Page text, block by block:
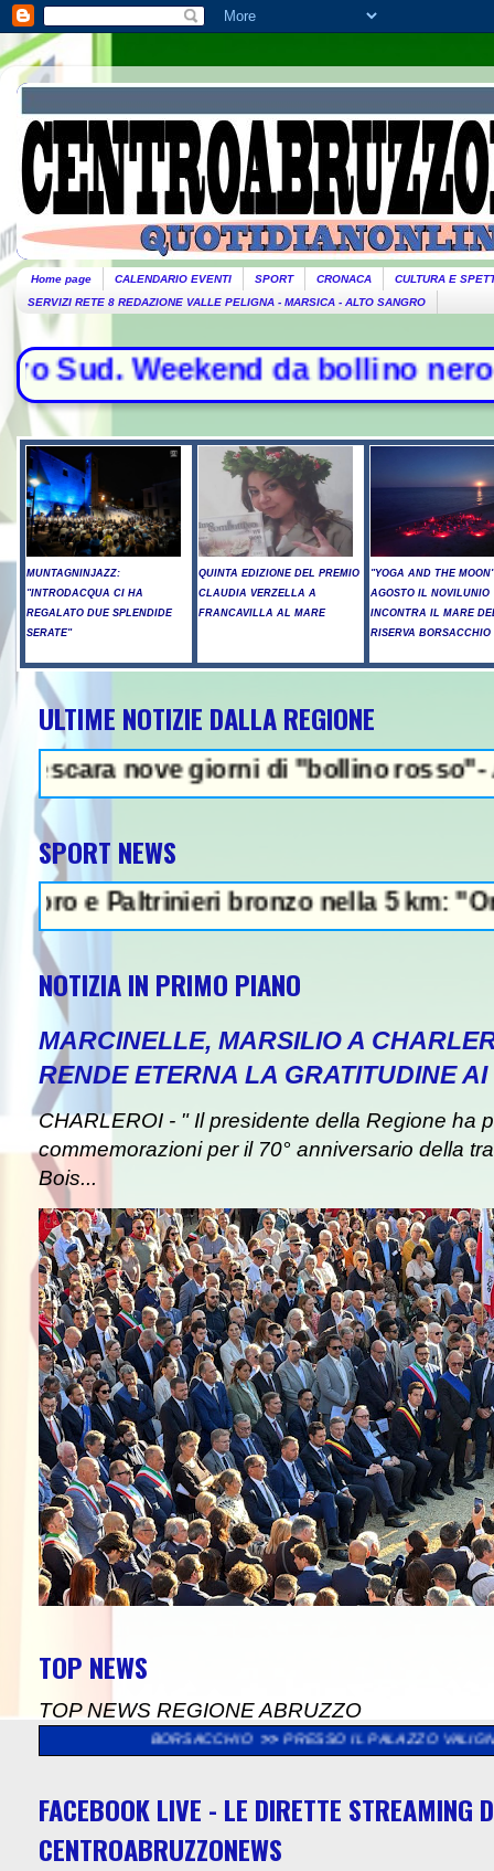
Home page CALENDARIO EVENTI SPORT CRONACA
CULTURA E
SERVIZI RETE 8 REDAZIONE VALLE PELIGNA - MARSICA - ALTO SANGRO
da bollino nero per
MUNTAGNINJAZZ:
"INTRODACQUA CI HA
REGALATO DUE SPLENDIDE
SERATE"
QUINTA EDIZIONE DEL PREMIO
CLAUDIA VERZELLA A
FRANCAVILLA AL MARE
"YOGA AND THE
AGOSTO IL NOVILUNIO
INCONTRA IL MARE
RISERVA BORSACCHIO
ULTIME NOTIZIE DALLA REGIONE
nove giorni di "bollino rosso"-
SPORT NEWS
bronzo nella 5 km: "Ora ci
NOTIZIA IN PRIMO PIANO
MARCINELLE, MARSILIO A
RENDE ETERNA LA GRATITUDINE
CHARLEROI - " Il presidente della Regione ha
commemorazioni per il 70° anniversario della
Bois...
TOP NEWS
TOP NEWS REGIONE ABRUZZO
>> PRESSO IL PALAZZO VALIGNANI DI
FACEBOOK LIVE - LE DIRETTE STREAMING
CENTROABRUZZONEWS
NEWS IN